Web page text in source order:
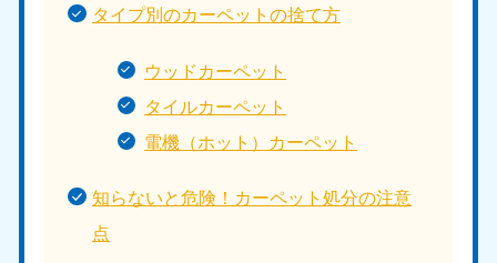
タイプ別のカーペットの捨て方
ウッドカーペット
タイルカーペット
電機（ホット）カーペット
知らないと危険！カーペット処分の注意
点